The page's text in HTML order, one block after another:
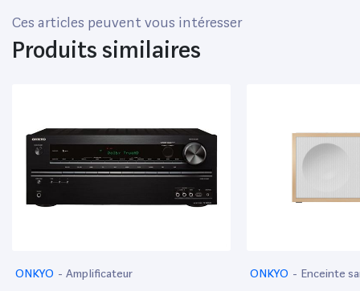
Ces articles peuvent vous intéresser
Produits similaires
ONKYO - Amplificateur ONKYO - Enceinte